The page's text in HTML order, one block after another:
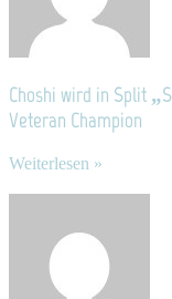
Choshi wird in Split
Veteran Champion
Weiterlesen »